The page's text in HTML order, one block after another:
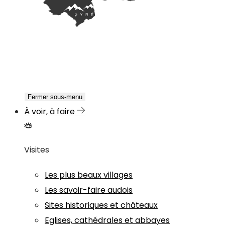
Fermer sous-menu
À voir, à faire
Visites
Les plus beaux villages
Les savoir-faire audois
Sites historiques et châteaux
Eglises, cathédrales et abbayes